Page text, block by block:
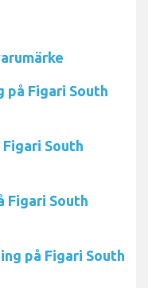
på Figari South
South
Figari South
på Figari South